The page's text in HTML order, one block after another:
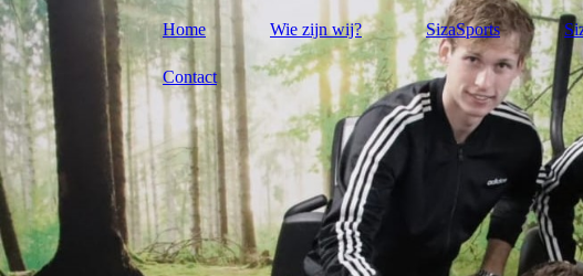
Home Wie zijn wij? SizaSports
Contact